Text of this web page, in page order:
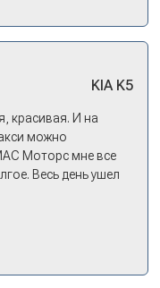
в наличии, а не
в МАС
выбор есть,
Сонату
страховку. На
приехать
KIA K5
красивая. И на
можно
Моторс мне все
Весь день ушел
без проблем. И
выдаче такие